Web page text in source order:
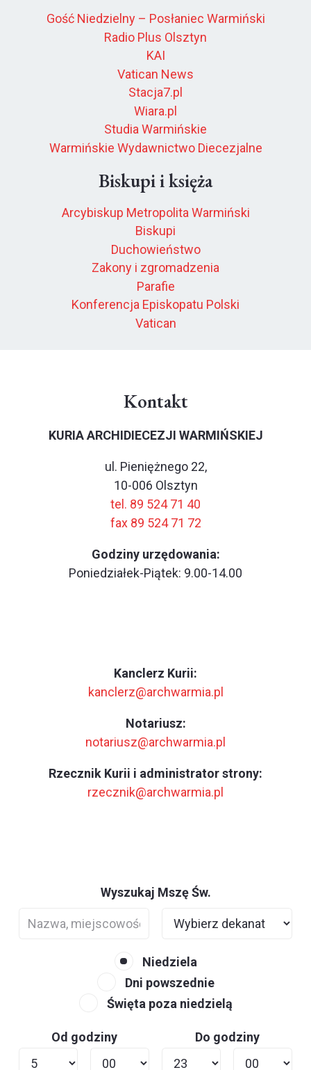
Gość Niedzielny – Posłaniec Warmiński
Radio Plus Olsztyn
KAI
Vatican News
Stacja7.pl
Wiara.pl
Studia Warmińskie
Warmińskie Wydawnictwo Diecezjalne
Biskupi i księża
Arcybiskup Metropolita Warmiński
Biskupi
Duchowieństwo
Zakony i zgromadzenia
Parafie
Konferencja Episkopatu Polski
Vatican
Kontakt
KURIA ARCHIDIECEZJI WARMIŃSKIEJ
ul. Pieniężnego 22,
10-006 Olsztyn
tel. 89 524 71 40
fax 89 524 71 72
Godziny urzędowania:
Poniedziałek-Piątek: 9.00-14.00
Kanclerz Kurii:
kanclerz@archwarmia.pl
Notariusz:
notariusz@archwarmia.pl
Rzecznik Kurii i administrator strony:
rzecznik@archwarmia.pl
Wyszukaj Mszę Św.
Niedziela
Dni powszednie
Święta poza niedzielą
Od godziny Do godziny